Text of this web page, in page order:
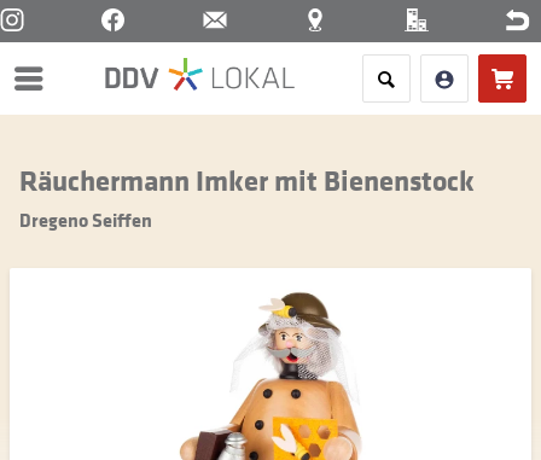
Menü
Räuchermann Imker mit Bienenstock
Dregeno Seiffen